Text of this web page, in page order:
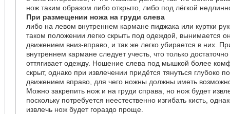
нож таким образом либо открыто, либо под лёгкой
При размещении ножа на груди слева
либо на левом внутреннем кармане пиджака или куртки
таком положении легко скрыть под одеждой, вынимается
движением вниз-вправо, и так же легко убирается в них.
внутреннем кармане следует учесть, что только
оттягивает одежду. Ношение слева под мышкой более
скрыт, однако при извлечении придётся тянуться глубоко
движением вправо, для чего ножны должны иметь
Можно закрепить нож и на груди справа, но нож будет
поскольку потребуется неестественно изгибать кисть,
извлечь нож будет гораздо проще.